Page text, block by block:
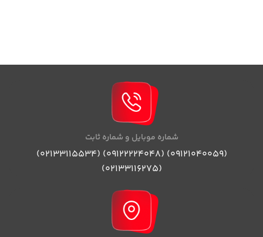
شماره موبایل و شماره ثابت
(09121040059) (09122224048) (02133115534)
(02133116275)